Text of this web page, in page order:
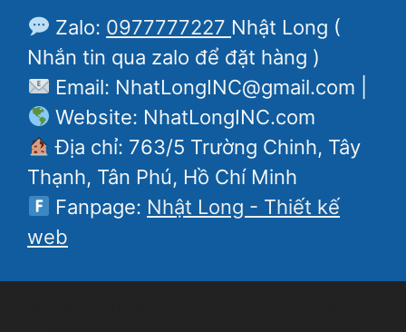
Zalo: 0977777227 Nhật Long (
Nhắn tin qua zalo để đặt hàng )
Email: NhatLongINC@gmail.com |
Website: NhatLongINC.com
Địa chỉ: 763/5 Trường Chinh, Tây
Thạnh, Tân Phú, Hồ Chí Minh
Fanpage: Nhật Long - Thiết kế
web